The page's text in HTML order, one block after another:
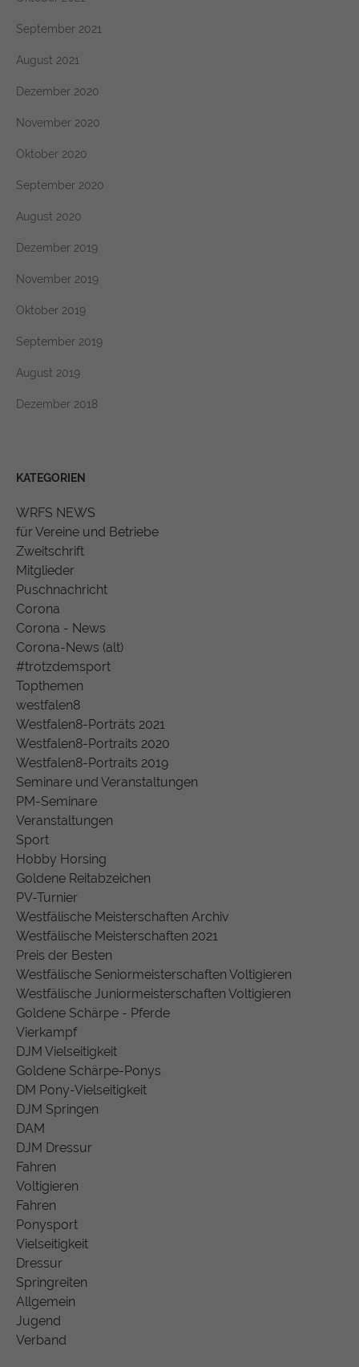
September 2021
August 2021
Dezember 2020
November 2020
Oktober 2020
September 2020
August 2020
Dezember 2019
November 2019
Oktober 2019
September 2019
August 2019
Dezember 2018
KATEGORIEN
WRFS NEWS
für Vereine und Betriebe
Zweitschrift
Mitglieder
Puschnachricht
Corona
Corona - News
Corona-News (alt)
#trotzdemsport
Topthemen
westfalen8
Westfalen8-Porträts 2021
Westfalen8-Portraits 2020
Westfalen8-Portraits 2019
Seminare und Veranstaltungen
PM-Seminare
Veranstaltungen
Sport
Hobby Horsing
Goldene Reitabzeichen
PV-Turnier
Westfälische Meisterschaften Archiv
Westfälische Meisterschaften 2021
Preis der Besten
Westfälische Seniormeisterschaften Voltigieren
Westfälische Juniormeisterschaften Voltigieren
Goldene Schärpe - Pferde
Vierkampf
DJM Vielseitigkeit
Goldene Schärpe-Ponys
DM Pony-Vielseitigkeit
DJM Springen
DAM
DJM Dressur
Fahren
Voltigieren
Fahren
Ponysport
Vielseitigkeit
Dressur
Springreiten
Allgemein
Jugend
Verband